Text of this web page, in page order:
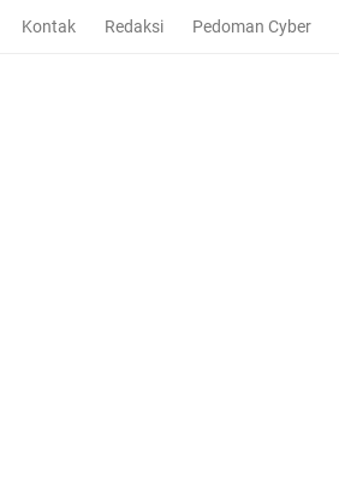
Kontak Redaksi Pedoman Cyber